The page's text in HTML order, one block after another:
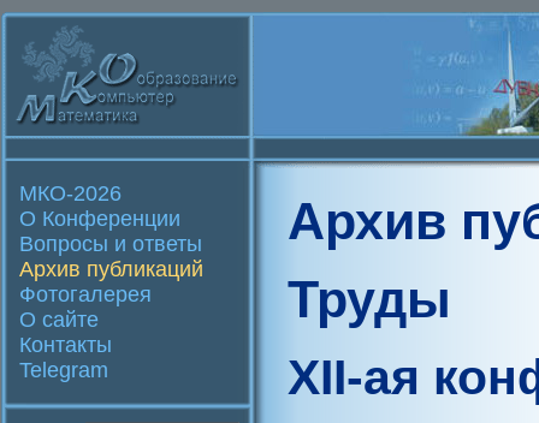
МКО-2026
О Конференции
Вопросы и ответы
Архив публикаций
Фотогалерея
О сайте
Контакты
Telegram
Архив
Труды
XII-ая